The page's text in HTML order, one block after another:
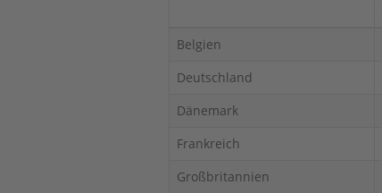
Belgien
Deutschland
Dänemark
Frankreich
Großbritannien